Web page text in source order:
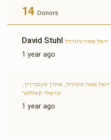
14 Donors
David Stuhl יואל משה שטוהל
1 year ago
יואל משה שטוהל, אהרן שענברוין,
שראלי קאללער
1 year ago